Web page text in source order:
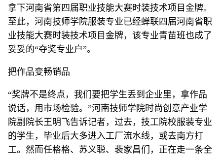
拿下河南省第四届职业技能大赛时装技术项目金牌。
至此，河南技师学院服装专业已经蝉联四届河南省职
业技能大赛时装技术项目金牌，该专业青苗班也成了
妥妥的“夺奖专业户”。
把作品变畅销品
“奖牌不是终点，我们要把学生丢到企业里，拿作品
说话，用市场检验。”河南技师学院时尚创意产业学
院副院长王明飞告诉记者，过去，技工院校服装专业
的学生，毕业后大多进入工厂流水线，或去南方打
工。然而任格格、苏义聪、裴家昌们，正在走一条全